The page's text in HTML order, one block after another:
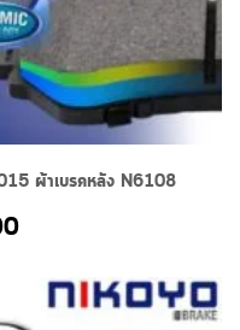
ผ้าเบรคหลัง N6108